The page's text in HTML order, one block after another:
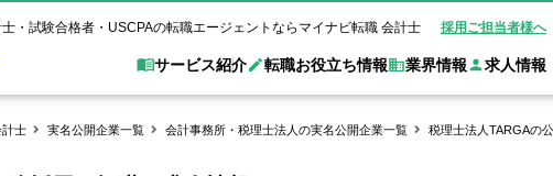
・試験合格者・USCPAの転職エージェントならマイナビ転職 会計士 採用ご担当者様へ
サービス紹介 転職お役立ち情報 業界情報 求人情報
計士 実名公開企業一覧 会計事務所・税理士法人の実名公開企業一覧 税理士法人TARGAの